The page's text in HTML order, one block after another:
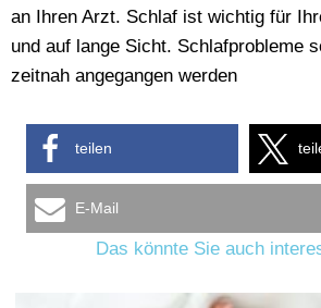
an Ihren Arzt. Schlaf ist wichtig für
und auf lange Sicht. Schlafprobleme
zeitnah angegangen werden
teilen
E-Mail
Das könnte Sie auch